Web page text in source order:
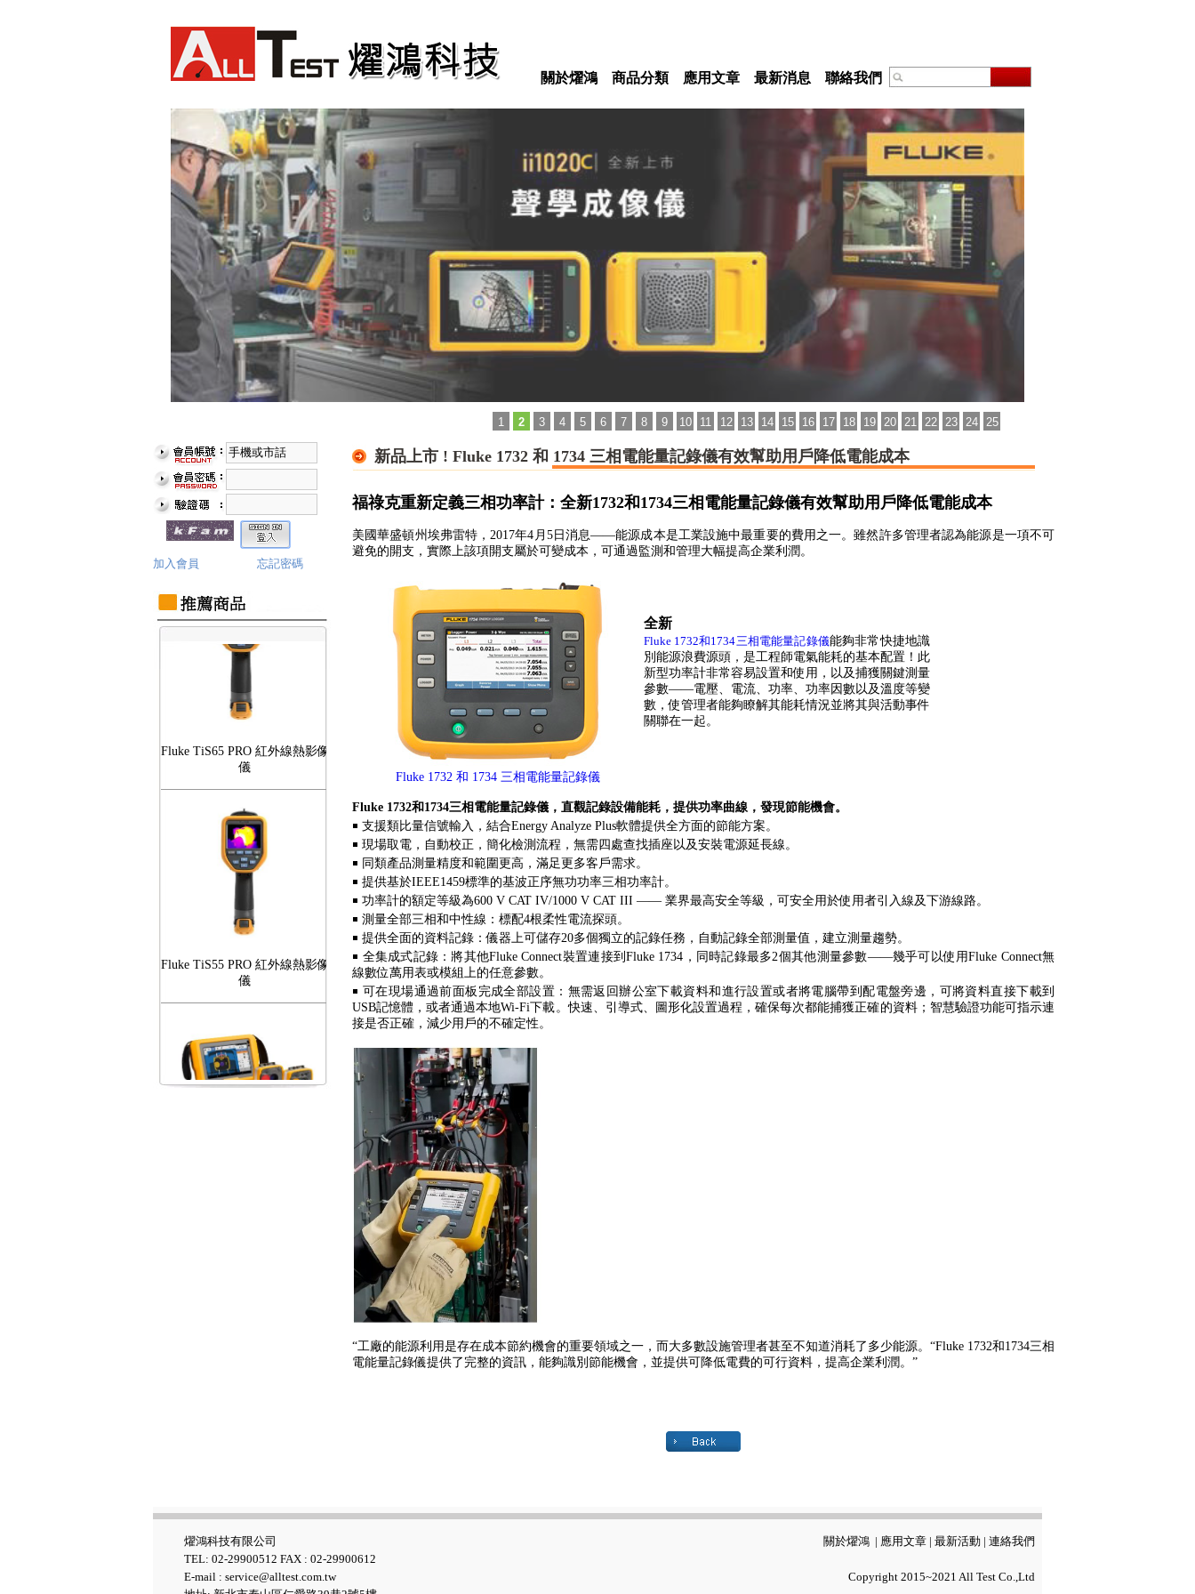
關於燿鴻 商品分類 應用文章 最新消息 聯絡我們
1 2 3 4 5 6 7 8 9 10 11 12 13 14 15 16 17 18 19 20 21 22 23 24 25
加入會員 忘記密碼
Fluke TiS75 PRO 紅外線熱影像
儀
儀
儀
新品上市 ! Fluke 1732 和 1734 三相電能量記錄儀有效幫助用戶降低電能成本
福祿克重新定義三相功率計：全新1732和1734三相電能量記錄儀有效幫助用戶降低電能成本
美國華盛頓州埃弗雷特，2017年4月5日消息——能源成本是工業設施中最重要的費用之一。雖然許多管理者認為能源是一項不可
避免的開支，實際上該項開支屬於可變成本，可通過監測和管理大幅提高企業利潤。
Fluke 1732 和 1734 三相電能量記錄儀
全新
Fluke 1732和1734三相電能量記錄儀能夠非常快捷地識
別能源浪費源頭，是工程師電氣能耗的基本配置！此
新型功率計非常容易設置和使用，以及捕獲關鍵測量
參數——電壓、電流、功率、功率因數以及溫度等變
數，使管理者能夠瞭解其能耗情況並將其與活動事件
關聯在一起。
Fluke 1732和1734三相電能量記錄儀，直觀記錄設備能耗，提供功率曲線，發現節能機會。
￭ 支援類比量信號輸入，結合Energy Analyze Plus軟體提供全方面的節能方案。
￭ 現場取電，自動校正，簡化檢測流程，無需四處查找插座以及安裝電源延長線。
￭ 同類產品測量精度和範圍更高，滿足更多客戶需求。
￭ 提供基於IEEE1459標準的基波正序無功功率三相功率計。
￭ 功率計的額定等級為600 V CAT IV/1000 V CAT III —— 業界最高安全等級，可安全用於使用者引入線及下游線路。
￭ 測量全部三相和中性線：標配4根柔性電流探頭。
￭ 提供全面的資料記錄：儀器上可儲存20多個獨立的記錄任務，自動記錄全部測量值，建立測量趨勢。
￭ 全集成式記錄：將其他Fluke Connect裝置連接到Fluke 1734，同時記錄最多2個其他測量參數——幾乎可以使用Fluke Connect無
線數位萬用表或模組上的任意參數。
￭ 可在現場通過前面板完成全部設置：無需返回辦公室下載資料和進行設置或者將電腦帶到配電盤旁邊，可將資料直接下載到
USB記憶體，或者通過本地Wi-Fi下載。快速、引導式、圖形化設置過程，確保每次都能捕獲正確的資料；智慧驗證功能可指示連
接是否正確，減少用戶的不確定性。
“工廠的能源利用是存在成本節約機會的重要領域之一，而大多數設施管理者甚至不知道消耗了多少能源。“Fluke 1732和1734三相
電能量記錄儀提供了完整的資訊，能夠識別節能機會，並提供可降低電費的可行資料，提高企業利潤。”
燿鴻科技有限公司
TEL: 02-29900512 FAX : 02-29900612
E-mail : service@alltest.com.tw
關於燿鴻 | 應用文章 | 最新活動 | 連絡我們
Copyright 2015~2021 All Test Co.,Ltd